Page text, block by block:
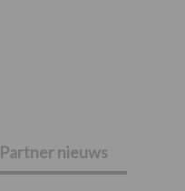
Partner nieuws